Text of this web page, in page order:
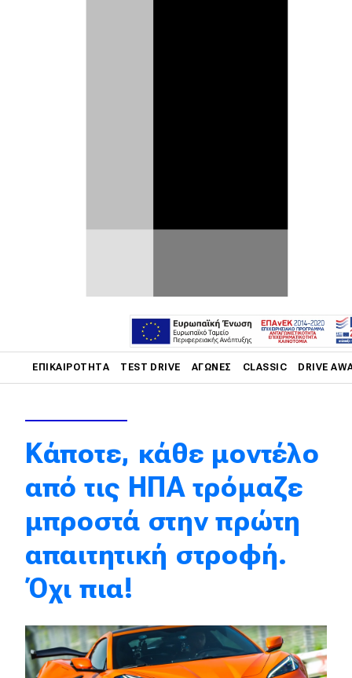
ΕΠΙΚΑΙΡΌΤΗΤΑ TEST DRIVE ΑΓΏΝΕΣ CLASSIC DRIVE
Επικαιρότητα
Νέα μοντέλα
Πρωτότυπα
Ελλάδα
Κόσμος
Τεχνολογία
Ασφάλεια
Αγορά
Απόψεις
μοντέλο. Καυχάται ότι φορά τον ισχυρότερο
Ferrari. Πώς έγινε αυτό;Μηχανικοί της
Chevrolet αγόρασαν από το eBay τον
κινητήρα F136 της Ferrari, με σκοπό να
βοηθήσει στη βελτίωση του LT6.
Κάποτε, κάθε μοντέλο
από τις ΗΠΑ τρόμαζε
μπροστά στην πρώτη
απαιτητική στροφή.
Όχι πια!